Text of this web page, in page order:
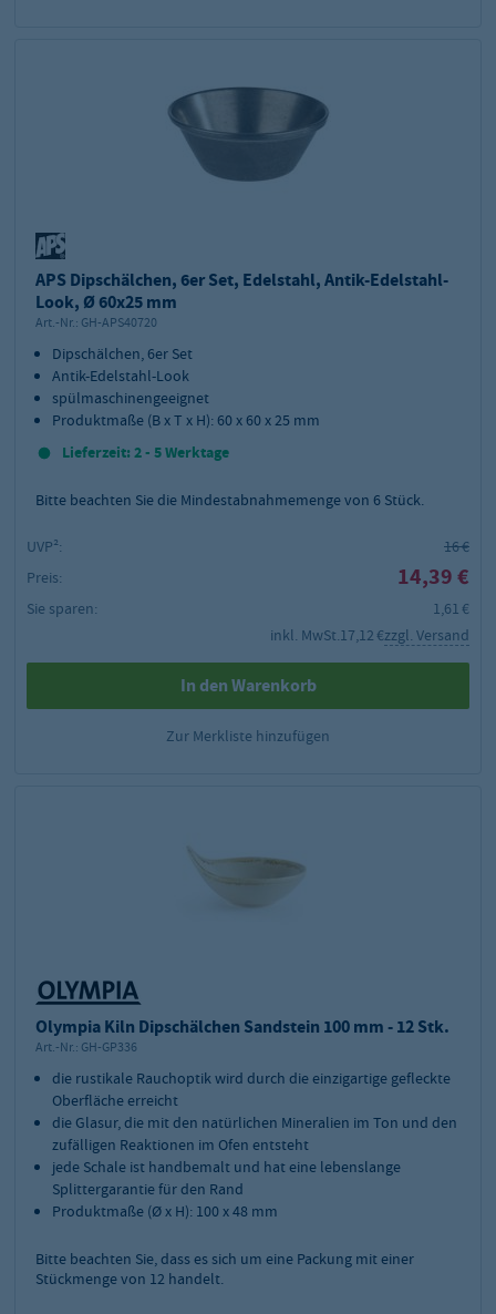
APS Dipschälchen, 6er Set, Edelstahl, Antik-Edelstahl-
Look, Ø 60x25 mm
Art.-Nr.: GH-APS40720
Dipschälchen, 6er Set
Antik-Edelstahl-Look
spülmaschinengeeignet
Produktmaße (B x T x H): 60 x 60 x 25 mm
Lieferzeit: 2 - 5 Werktage
Bitte beachten Sie die Mindestabnahmemenge von 6 Stück.
UVP²:
16 €
Preis:
14,39 €
Sie sparen:
1,61 €
inkl. MwSt.17,12 €zzgl. Versand
In den Warenkorb
Zur Merkliste hinzufügen
Olympia Kiln Dipschälchen Sandstein 100 mm - 12 Stk.
Art.-Nr.: GH-GP336
die rustikale Rauchoptik wird durch die einzigartige gefleckte
Oberfläche erreicht
die Glasur, die mit den natürlichen Mineralien im Ton und den
zufälligen Reaktionen im Ofen entsteht
jede Schale ist handbemalt und hat eine lebenslange
Splittergarantie für den Rand
Produktmaße (Ø x H): 100 x 48 mm
Bitte beachten Sie, dass es sich um eine Packung mit einer
Stückmenge von 12 handelt.